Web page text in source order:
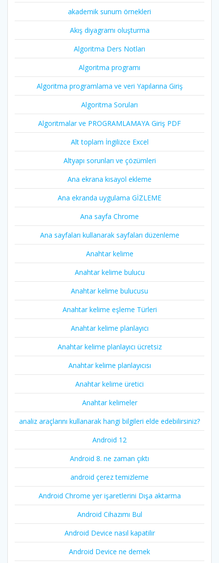
akademik sunum örnekleri
Akış diyagramı oluşturma
Algoritma Ders Notları
Algoritma programı
Algoritma programlama ve veri Yapılarına Giriş
Algoritma Soruları
Algoritmalar ve PROGRAMLAMAYA Giriş PDF
Alt toplam İngilizce Excel
Altyapı sorunları ve çözümleri
Ana ekrana kısayol ekleme
Ana ekranda uygulama GİZLEME
Ana sayfa Chrome
Ana sayfaları kullanarak sayfaları düzenleme
Anahtar kelime
Anahtar kelime bulucu
Anahtar kelime bulucusu
Anahtar kelime eşleme Türleri
Anahtar kelime planlayıcı
Anahtar kelime planlayıcı ücretsiz
Anahtar kelime planlayıcısı
Anahtar kelime üretici
Anahtar kelimeler
analiz araçlarını kullanarak hangi bilgileri elde edebilirsiniz?
Android 12
Android 8. ne zaman çıktı
android çerez temizleme
Android Chrome yer işaretlerini Dışa aktarma
Android Cihazımı Bul
Android Device nasıl kapatilir
Android Device ne demek